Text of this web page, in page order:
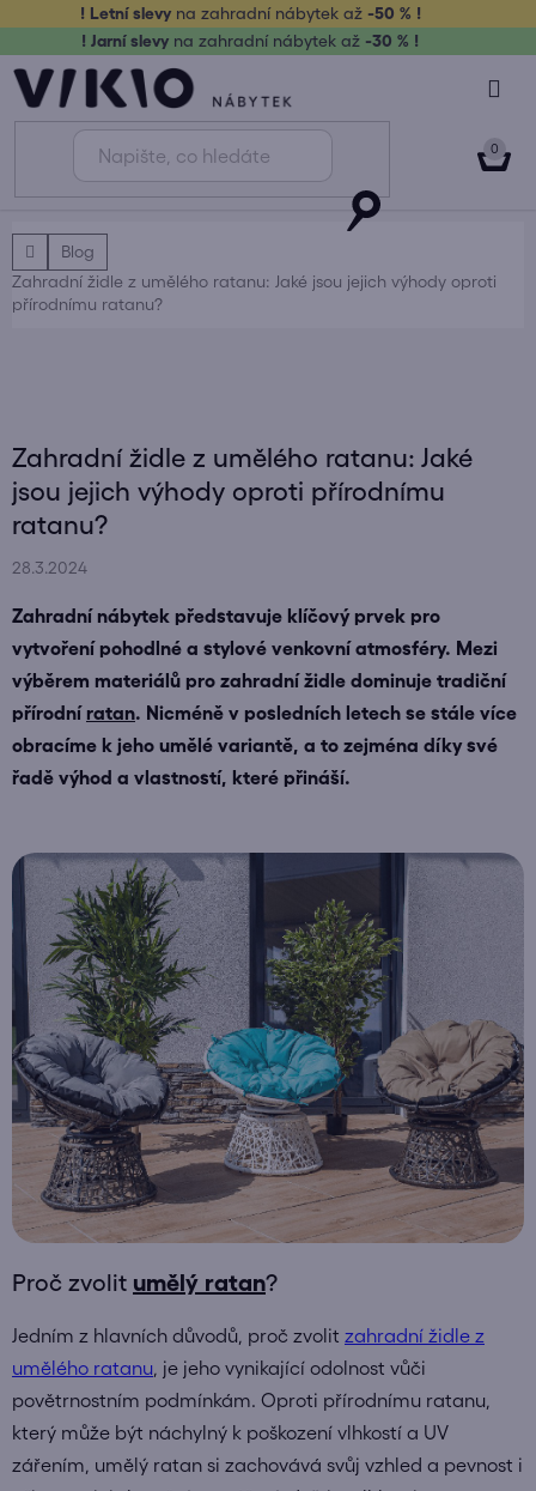
obsah
! Letní slevy na zahradní nábytek až-50 % !
! Jarní slevy na zahradní nábytek až -30 % !
DomůBlog
Zahradní židle z umělého ratanu: Jaké jsou jejich výhody oproti
přírodnímu ratanu?
Zahradní židle z umělého ratanu: Jaké
jsou jejich výhody oproti přírodnímu
ratanu?
28.3.2024
Zahradní nábytek představuje klíčový prvek pro
vytvoření pohodlné a stylové venkovní atmosféry. Mezi
výběrem materiálů pro zahradní židle dominuje tradiční
přírodní ratan. Nicméně v posledních letech se stále více
obracíme k jeho umělé variantě, a to zejména díky své
řadě výhod a vlastností, které přináší.
Proč zvolit umělý ratan?
Jedním z hlavních důvodů, proč zvolit zahradní židle z
umělého ratanu , je jeho vynikající odolnost vůči
povětrnostním podmínkám. Oproti přírodnímu ratanu,
který může být náchylný k poškození vlhkostí a UV
zářením, umělý ratan si zachovává svůj vzhled a pevnost i